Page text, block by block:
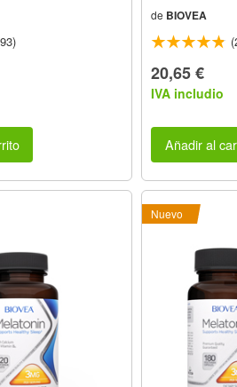
de BIOVEA
20,65 €
IVA includio
Añadir al
Nuevo